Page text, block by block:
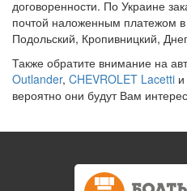
договоренности. По Украине
почтой наложенным платежом
Подольский, Кропивницкий,
Также обратите внимание на
Outlander, CHEVROLET Lacetti и
вероятно они будут Вам